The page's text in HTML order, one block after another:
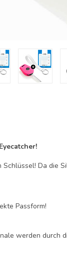
Da die
Passform!
werden durch